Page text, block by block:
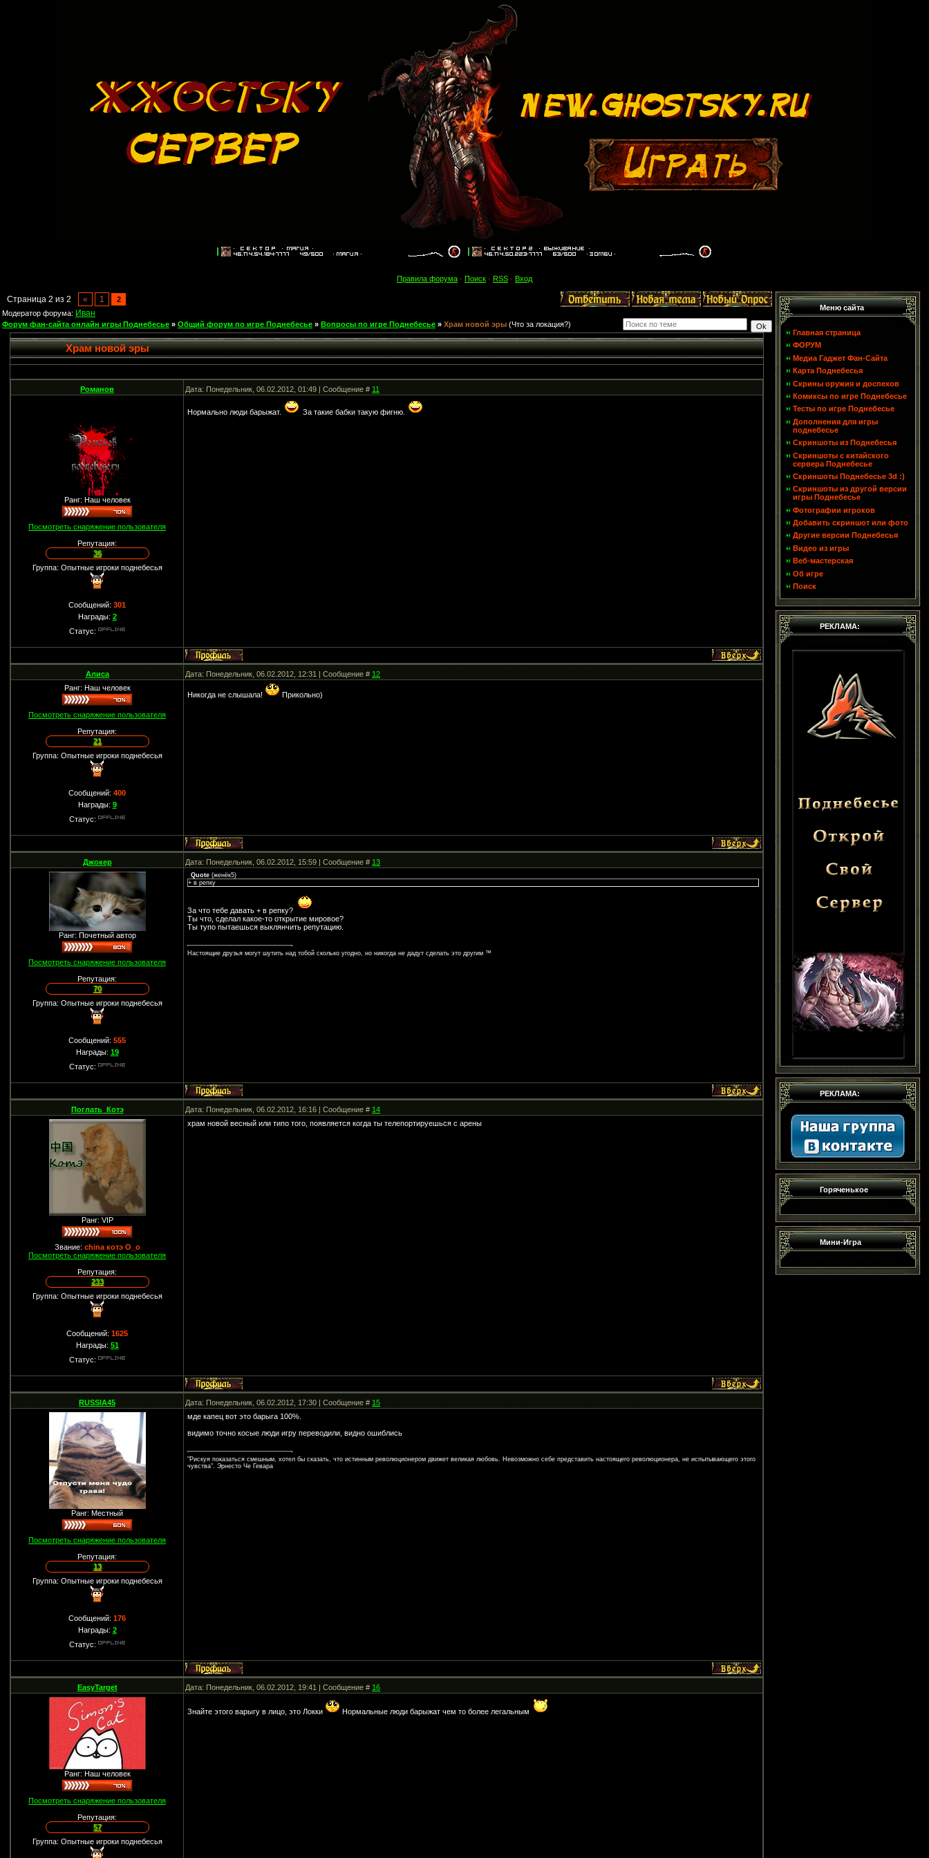
Правила форума · Поиск · RSS · Вход
Страница 2 из 2 « 1
2
Модератор форума: Иван
Форум фан-сайта онлайн игры Поднебесье » Общий форум по игре Поднебесье » Вопросы по игре Поднебесье » Храм новой эры (Что за локация?)
Храм новой эры
Романов Дата: Понедельник, 06.02.2012, 01:49 | Сообщение #11
Ранг: Наш человек
Посмотреть снаряжение пользователя
Репутация:
36
Группа: Опытные игроки поднебесья
Сообщений:301
Награды: 2
Статус:
Нормально люди барыжат. За такие бабки такую фигню.
Алиса Дата: Понедельник, 06.02.2012, 12:31 | Сообщение #12
Ранг: Наш человек
Посмотреть снаряжение пользователя
Репутация:
21
Группа: Опытные игроки поднебесья
Сообщений:400
Награды: 9
Статус:
Никогда не слышала! Прикольно)
Джокер Дата: Понедельник, 06.02.2012, 15:59 | Сообщение #13
Ранг: Почетный автор
Посмотреть снаряжение пользователя
Репутация:
70
Группа: Опытные игроки поднебесья
Сообщений:555
Награды: 19
Статус:
Quote (женёк5)
+ в репку
За что тебе давать + в репку?
Ты что, сделал какое-то открытие мировое?
Ты тупо пытаешься выклянчить репутацию.
Настоящие друзья могут шутить над тобой сколько угодно, но никогда не дадут сделать это другим ™
Поглать_Котэ Дата: Понедельник, 06.02.2012, 16:16 | Сообщение #14
Ранг: VIP
Звание: china котэ О_о
Посмотреть снаряжение пользователя
Репутация:
233
Группа: Опытные игроки поднебесья
Сообщений:1625
Награды: 51
Статус:
храм новой весный или типо того, появляется когда ты телепортируешься с арены
RUSSIA45 Дата: Понедельник, 06.02.2012, 17:30 | Сообщение #15
Ранг: Местный
Посмотреть снаряжение пользователя
Репутация:
13
Группа: Опытные игроки поднебесья
Сообщений:176
Награды: 2
Статус:
мде капец вот это барыга 100%.
видимо точно косые люди игру переводили, видно ошиблись
"Рискуя показаться смешным, хотел бы сказать, что истинным революционером движет великая любовь. Невозможно себе представить настоящего революционера, не испытывающего этого
чувства". Эрнесто Че Гевара
EasyTarget Дата: Понедельник, 06.02.2012, 19:41 | Сообщение #16
Ранг: Наш человек
Посмотреть снаряжение пользователя
Репутация:
57
Группа: Опытные игроки поднебесья
Знайте этого варыгу в лицо, это Локки Нормальные люди барыжат чем то более легальным
Меню сайта
Главная страница
ФОРУМ
Медиа Гаджет Фан-Сайта
Карта Поднебесья
Скрины оружия и доспехов
Комиксы по игре Поднебесье
Тесты по игре Поднебесье
Дополнения для игры
поднебесье
Скриншоты из Поднебесья
Скриншоты с китайского
сервера Поднебесье
Скриншоты Поднебесье 3d :)
Скриншоты из другой версии
игры Поднебесье
Фотографии игроков
Добавить скриншот или фото
Другие версии Поднебесья
Видео из игры
Веб-мастерская
Об игре
Поиск
РЕКЛАМА:
РЕКЛАМА:
Горяченькое
Мини-Игра